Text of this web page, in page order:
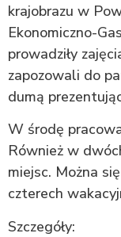
krajobrazu w
Ekonomiczno-
prowadziły
zapozowali do
dumą
W środę
Również w
miejsc. Można
czterech
Szczegóły: